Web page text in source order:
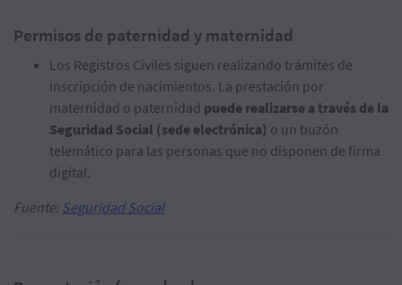
Permisos de paternidad y maternidad
Los Registros Civiles siguen realizando trámites de
inscripción de nacimientos. La prestación por
maternidad o paternidad puede realizarse a través de la
Seguridad Social (sede electrónica) o un buzón
telemático para las personas que no disponen de firma
digital.
Fuente: Seguridad Social